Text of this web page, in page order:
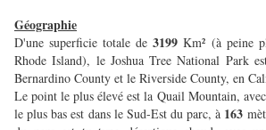
Géographie
D'une superficie totale de3199Km² (à peine
Rhode Island), le Joshua Tree National Park
Bernardino County et le Riverside County, en
Le point le plus élevé est la Quail Mountain, avec
le plus bas est dans le Sud-Est du parc, à 163